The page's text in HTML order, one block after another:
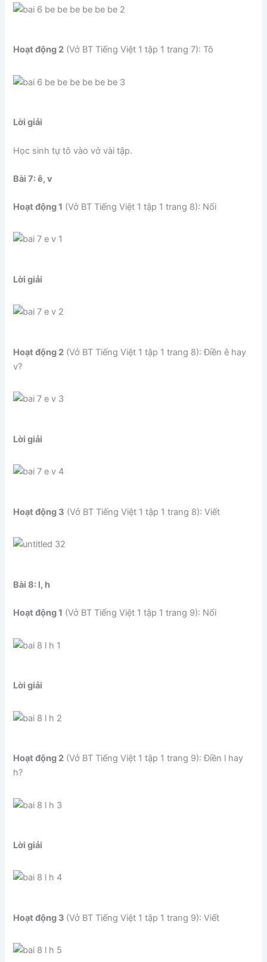
Hoạt động 2 (Vở BT Tiếng Việt 1 tập 1 trang 7): Tô
Lời giải
Học sinh tự tô vào vở vài tập.
Bài 7: ê, v
Hoạt động 1 (Vở BT Tiếng Việt 1 tập 1 trang 8): Nối
Lời giải
Hoạt động 2 (Vở BT Tiếng Việt 1 tập 1 trang 8): Điền ê hay
v?
Lời giải
Hoạt động 3 (Vở BT Tiếng Việt 1 tập 1 trang 8): Viết
Bài 8: l, h
Hoạt động 1 (Vở BT Tiếng Việt 1 tập 1 trang 9): Nối
Lời giải
Hoạt động 2 (Vở BT Tiếng Việt 1 tập 1 trang 9): Điền l hay
h?
Lời giải
Hoạt động 3 (Vở BT Tiếng Việt 1 tập 1 trang 9): Viết